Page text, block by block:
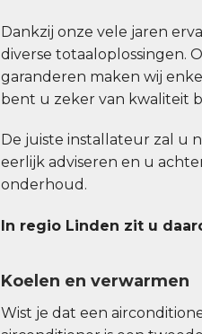
Dankzij onze vele jaren
diverse totaaloplossingen.
garanderen maken wij
bent u zeker van kwaliteit
De juiste installateur zal u
eerlijk adviseren en u
onderhoud.
In regio Linden zit u
Koelen en verwarmen
Wist je dat een